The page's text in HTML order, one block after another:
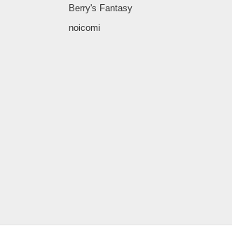
Berry's Fantasy
noicomi